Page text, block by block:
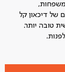
של דיכאון קל
טובה יותר.